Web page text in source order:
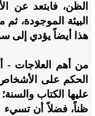
الظن، فابتعد عن
البيئة الموجودة،
هذا أيضاً يؤدي إلى
من أهم العلاجات -
الحكم على
عليها الكتاب
ظناً، فضلاً أن تسيء